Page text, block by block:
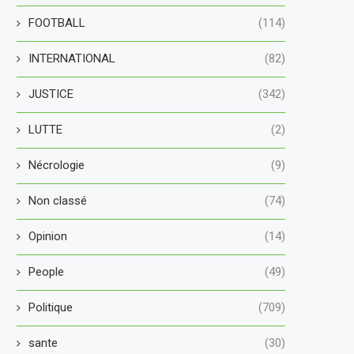
FOOTBALL (114)
INTERNATIONAL (82)
JUSTICE (342)
LUTTE (2)
Nécrologie (9)
Non classé (74)
Opinion (14)
People (49)
Politique (709)
sante (30)